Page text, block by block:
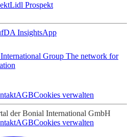
Lidl Prospekt
InsightsApp
Group The network for
AGBCookies verwalten
der Bonial International GmbH
AGBCookies verwalten